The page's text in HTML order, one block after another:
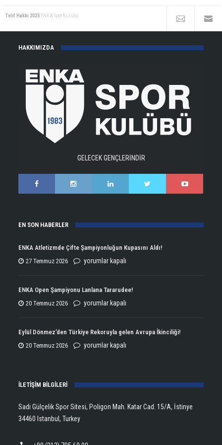
Telif Hakkı 2025 ENKA Spor Kulübü
HAKKIMIZDA
GELECEK GENÇLERİNDİR
EN SON HABERLER
ENKA Atletizmde Çifte Şampiyonluğun Kupasını Aldı!
27 Temmuz 2026
ENKA
Çifte
Şampiyonluğun
yorumlar kapalı
ENKA Open Şampiyonu Lanlana Tararudee!
20 Temmuz 2026
ENKA
Şampiyonu
Lanlana
yorumlar kapalı
Eylül Dönmez’den Türkiye Rekoruyla gelen Avrupa İkinciliği!
20 Temmuz 2026
Eylül
Rekoruyla
Avrupa
yorumlar kapalı
İLETİŞİM BİLGİLERİ
Sadi Gülçelik Spor Sitesi, Poligon Mah. Katar Cad. 15/A, İstinye
34460 Istanbul, Turkey